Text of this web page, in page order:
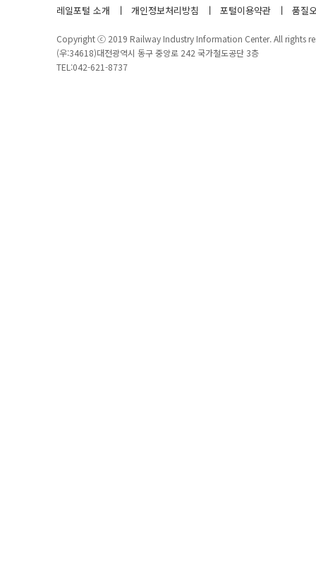
레일포털 소개 개인정보처리방침 포털이용약관 품질
Copyright ⓒ 2019 Railway Industry Information Center. All rights
(우:34618)대전광역시 동구 중앙로 242 국가철도공단 3층
TEL:042-621-8737